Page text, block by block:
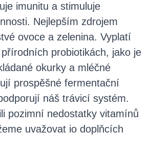
imunitu a stimuluje
Nejlepším zdrojem
ovoce a zelenina. Vyplatí
probiotikách, jako je
okurky a mléčné
prospěšné fermentační
náš trávicí systém.
pozimní nedostatky vitamínů
uvažovat io doplňcích